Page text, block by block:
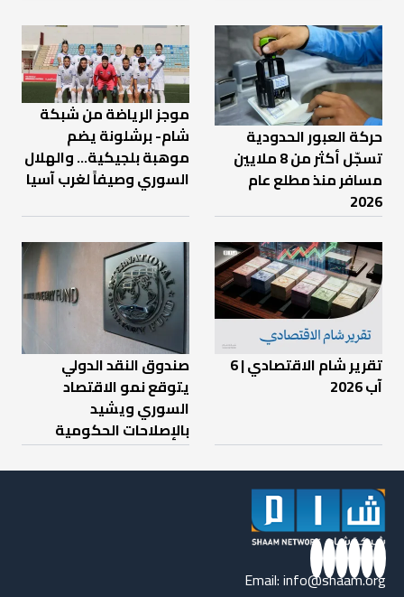
حركة العبور الحدودية
تسجّل أكثر من 8 ملايين
مسافر منذ مطلع عام
2026
موجز الرياضة من شبكة
شام- برشلونة يضم
موهبة بلجيكية... والهلال
السوري وصيفاً لغرب آسيا
تقرير شام الاقتصادي | 6
آب 2026
صندوق النقد الدولي
يتوقع نمو الاقتصاد
السوري ويشيد
بالإصلاحات الحكومية
Email:info@shaam.org